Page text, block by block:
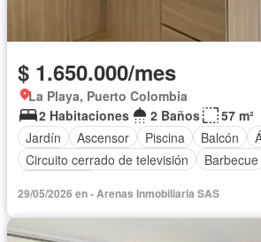
$ 1.650.000/mes
La Playa, Puerto Colombia
2 Habitaciones
2 Baños
57 m²
Jardín
Ascensor Piscina Balcón
Circuito cerrado de televisión
Barbecue
29/05/2026 en - Arenas Inmobiliaria SAS